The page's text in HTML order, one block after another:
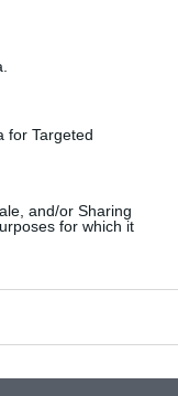
for Targeted
and/or Sharing
for which it